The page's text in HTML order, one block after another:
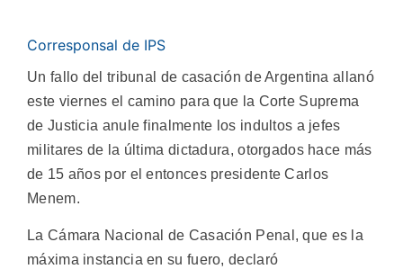
Corresponsal de IPS
Un fallo del tribunal de casación de Argentina allanó
este viernes el camino para que la Corte Suprema
de Justicia anule finalmente los indultos a jefes
militares de la última dictadura, otorgados hace más
de 15 años por el entonces presidente Carlos
Menem.
La Cámara Nacional de Casación Penal, que es la
máxima instancia en su fuero, declaró